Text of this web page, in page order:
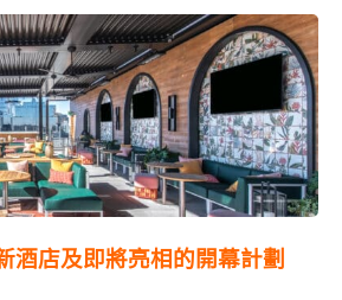
酒店及即將亮相的開幕計劃